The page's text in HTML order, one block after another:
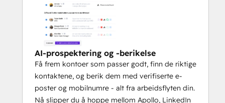
AI-prospektering og -berikelse
Få frem kontoer som passer godt, finn de riktige
kontaktene, og berik dem med verifiserte e-
poster og mobilnumre - alt fra arbeidsflyten din.
Nå slipper du å hoppe mellom Apollo, LinkedIn